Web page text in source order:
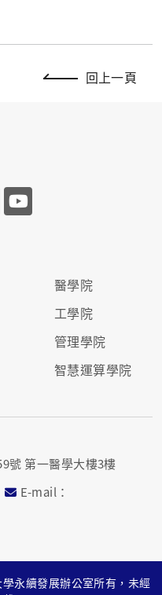
回上一頁
醫學院
工學院
管理學院
智慧運算學院
號 第一醫學大樓3樓
E-mail：
永續發展辦公室所有，未經